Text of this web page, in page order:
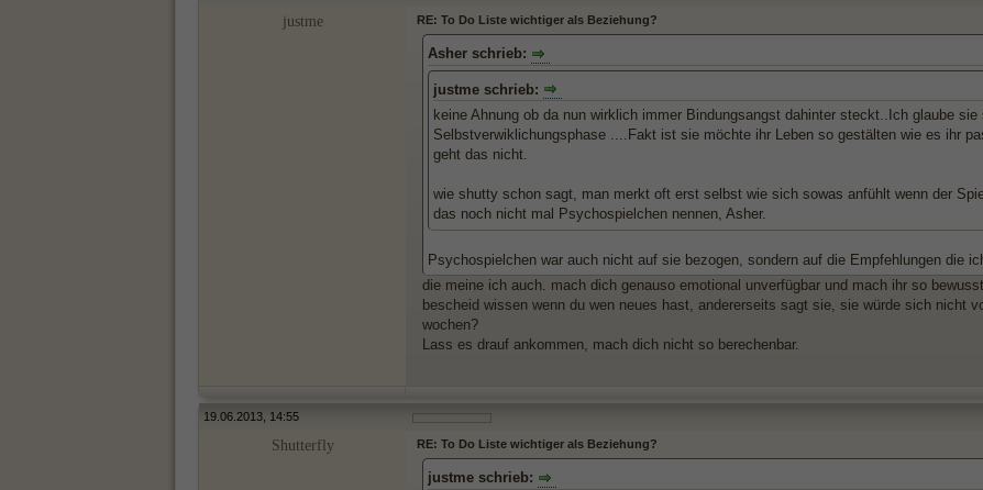
justme RE: To Do Liste wichtiger als Beziehung?
Asher schrieb:
justme schrieb:
keine Ahnung ob da nun wirklich immer Bindungsangst dahinter steckt..Ich glaube
Selbstverwiklichungsphase ....Fakt ist sie möchte ihr Leben so gestälten wie es ihr
geht das nicht.
wie shutty schon sagt, man merkt oft erst selbst wie sich sowas anfühlt wenn der
das noch nicht mal Psychospielchen nennen, Asher.
Psychospielchen war auch nicht auf sie bezogen, sondern auf die Empfehlungen die
die meine ich auch. mach dich genauso emotional unverfügbar und mach ihr so
bescheid wissen wenn du wen neues hast, andererseits sagt sie, sie würde sich nicht
wochen?
Lass es drauf ankommen, mach dich nicht so berechenbar.
19.06.2013, 14:55
Shutterfly RE: To Do Liste wichtiger als Beziehung?
justme schrieb: